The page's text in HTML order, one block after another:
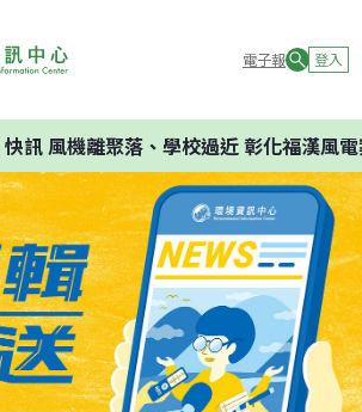
電子報 登入
快訊風機離聚落、學校過近 彰化福漢風電